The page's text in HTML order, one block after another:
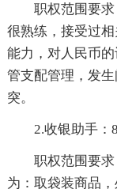
职权范围要
很熟练，接受过
能力，对人民币
管支配管理，发
突。
2.收银助手：
职权范围要
为：取袋装商品